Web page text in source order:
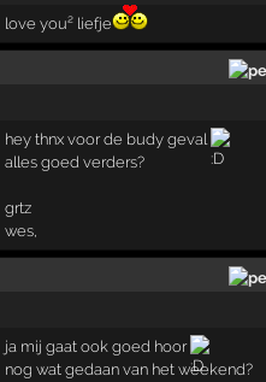
love you² liefje
hey thnx voor de budy geval
alles goed verders?
grtz
wes,
ja mij gaat ook goed hoor
nog wat gedaan van het weekend?